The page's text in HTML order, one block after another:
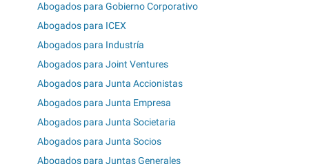
Abogados para Gobierno Corporativo
Abogados para ICEX
Abogados para Industría
Abogados para Joint Ventures
Abogados para Junta Accionistas
Abogados para Junta Empresa
Abogados para Junta Societaria
Abogados para Junta Socios
Abogados para Juntas Generales